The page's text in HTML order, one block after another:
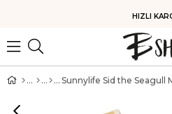
HIZLI
Sunnylife Sid the Seagull